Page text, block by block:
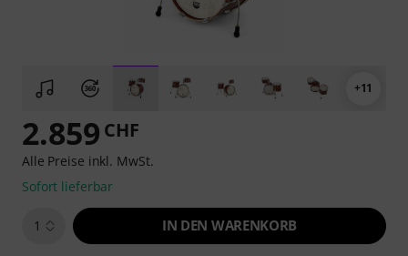
+11
2.859 CHF
Alle Preise inkl. MwSt.
Sofort lieferbar
1 IN DEN WARENKORB